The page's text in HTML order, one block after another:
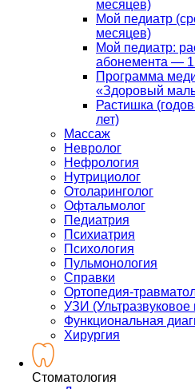
месяцев)
Мой педиатр
месяцев)
Мой педиатр:
абонемента —
Программа
«Здоровый
Растишка
лет)
Массаж
Невролог
Нефрология
Нутрициолог
Отоларинголог
Офтальмолог
Педиатрия
Психиатрия
Психология
Пульмонология
Справки
Ортопедия-
УЗИ (Ультразвуковое
Функциональная
Хирургия
Стоматология